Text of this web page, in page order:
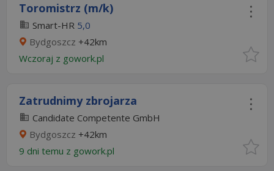
Toromistrz (m/k)
Smart-HR 5,0
Bydgoszcz +42km
Wczoraj z gowork.pl
Zatrudnimy zbrojarza
Candidate Competente GmbH
Bydgoszcz +42km
9 dni temu z gowork.pl